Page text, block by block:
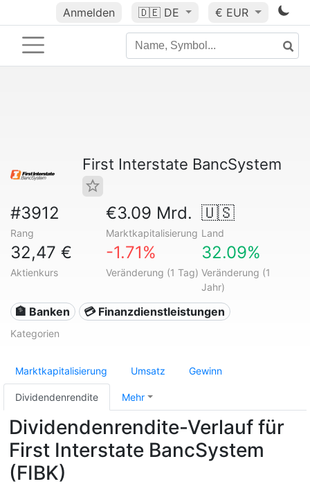
Anmelden 🇩🇪 DE € EUR
First Interstate BancSystem
#3912
Rang
€3.09 Mrd.
Marktkapitalisierung
🇺🇸
Land
32,47 €
Aktienkurs
-1.71%
Veränderung (1 Tag)
32.09%
Veränderung (1
Jahr)
🏦 Banken 💳 Finanzdienstleistungen
Kategorien
Marktkapitalisierung Umsatz Gewinn
Dividendenrendite Mehr
Dividendenrendite-Verlauf für
First Interstate BancSystem
(FIBK)